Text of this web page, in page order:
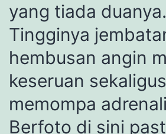
yang tiada duanya.
Tingginya
hembusan angin
keseruan
memompa
Berfoto di sini